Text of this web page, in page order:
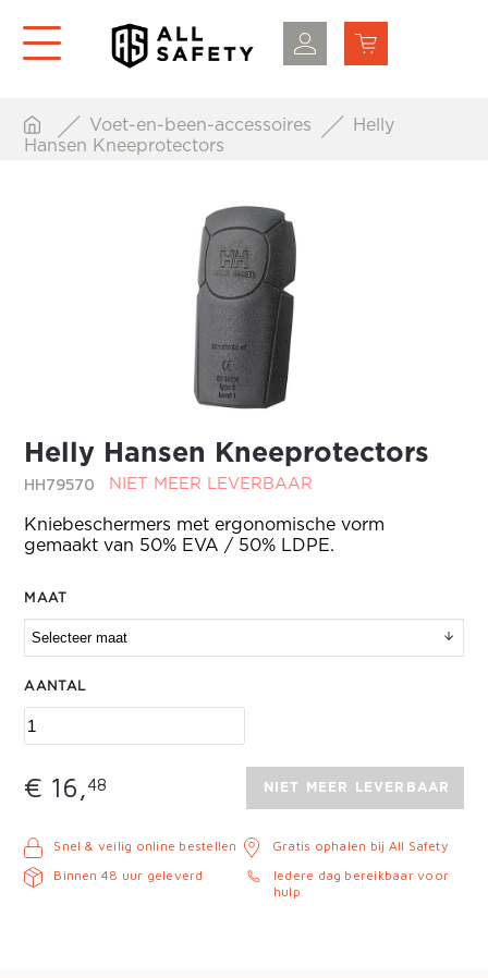
Voet-en-been-accessoires
Helly
Hansen Kneeprotectors
Helly Hansen Kneeprotectors
HH79570 NIET MEER LEVERBAAR
Kniebeschermers met ergonomische vorm
gemaakt van 50% EVA / 50% LDPE.
MAAT
AANTAL
€ 16,48 NIET MEER LEVERBAAR
Snel & veilig online bestellen
Binnen 48 uur geleverd
Gratis ophalen bij All Safety
Iedere dag bereikbaar voor
hulp